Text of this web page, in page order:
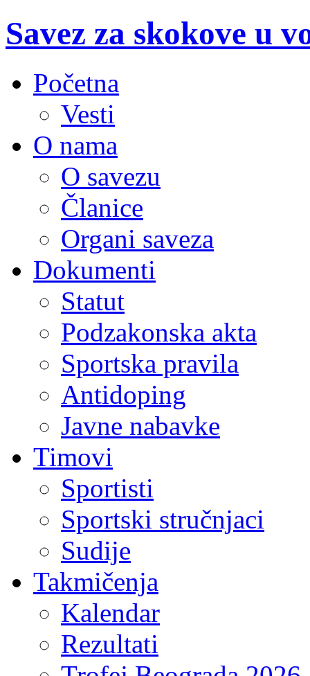
Savez za skokove u
Početna
Vesti
O nama
O savezu
Članice
Organi saveza
Dokumenti
Statut
Podzakonska akta
Sportska pravila
Antidoping
Javne nabavke
Timovi
Sportisti
Sportski stručnjaci
Sudije
Takmičenja
Kalendar
Rezultati